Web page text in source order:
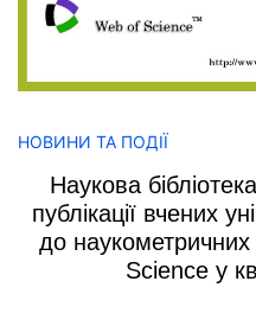
НОВИНИ ТА ПОДІЇ
Наукова
публікації вчених
до
Science у